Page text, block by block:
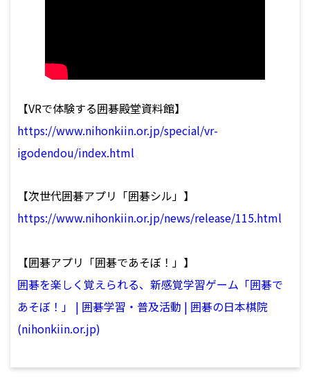
【VRで体験する囲碁殿堂資料館】
https://www.nihonkiin.or.jp/special/vr-
igodendou/index.html
【次世代囲碁アプリ「囲碁シル」】
https://www.nihonkiin.or.jp/news/release/115.html
【囲碁アプリ「囲碁であそぼ！」】
囲碁を楽しく覚えられる、新感覚学習ゲーム「囲碁で
あそぼ！」 | 囲碁学習・普及活動 | 囲碁の日本棋院
(nihonkiin.or.jp)